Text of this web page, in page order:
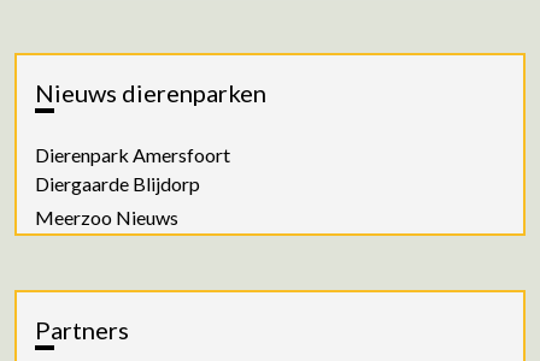
Nieuws dierenparken
Dierenpark Amersfoort
Diergaarde Blijdorp
Meerzoo Nieuws
Partners